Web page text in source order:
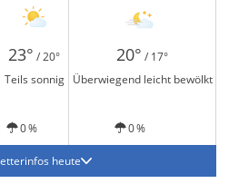
23° / 20° 20° / 17°
Teils sonnig Überwiegend leicht bewölkt
0 % 0 %
heute